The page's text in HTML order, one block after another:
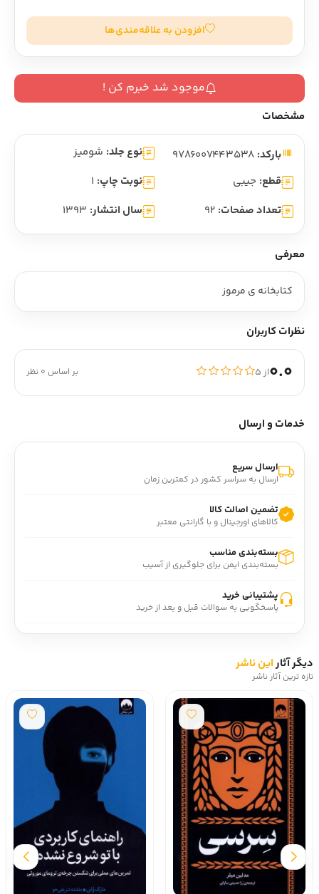
افزودن به علاقه‌مندی‌ها
موجود شد خبرم کن !
مشخصات
بارکد: نوع جلد: شومیز
قطع: جیبی نوبت چاپ: 1
تعداد صفحات: 92 سال انتشار: 1393
معرفی
کتابخانه ی مرموز
نظرات کاربران
0.0از ۵ بر اساس 0 نظر
خدمات و ارسال
ارسال سریع
ارسال به سراسر کشور در کمترین زمان
تضمین اصالت کالا
کالاهای اورجینال و با گارانتی معتبر
بسته‌بندی مناسب
بسته‌بندی ایمن برای جلوگیری از آسیب
پشتیبانی خرید
پاسخگویی به سوالات قبل و بعد از خرید
دیگر آثاراین ناشر
تازه ترین آثار ناشر